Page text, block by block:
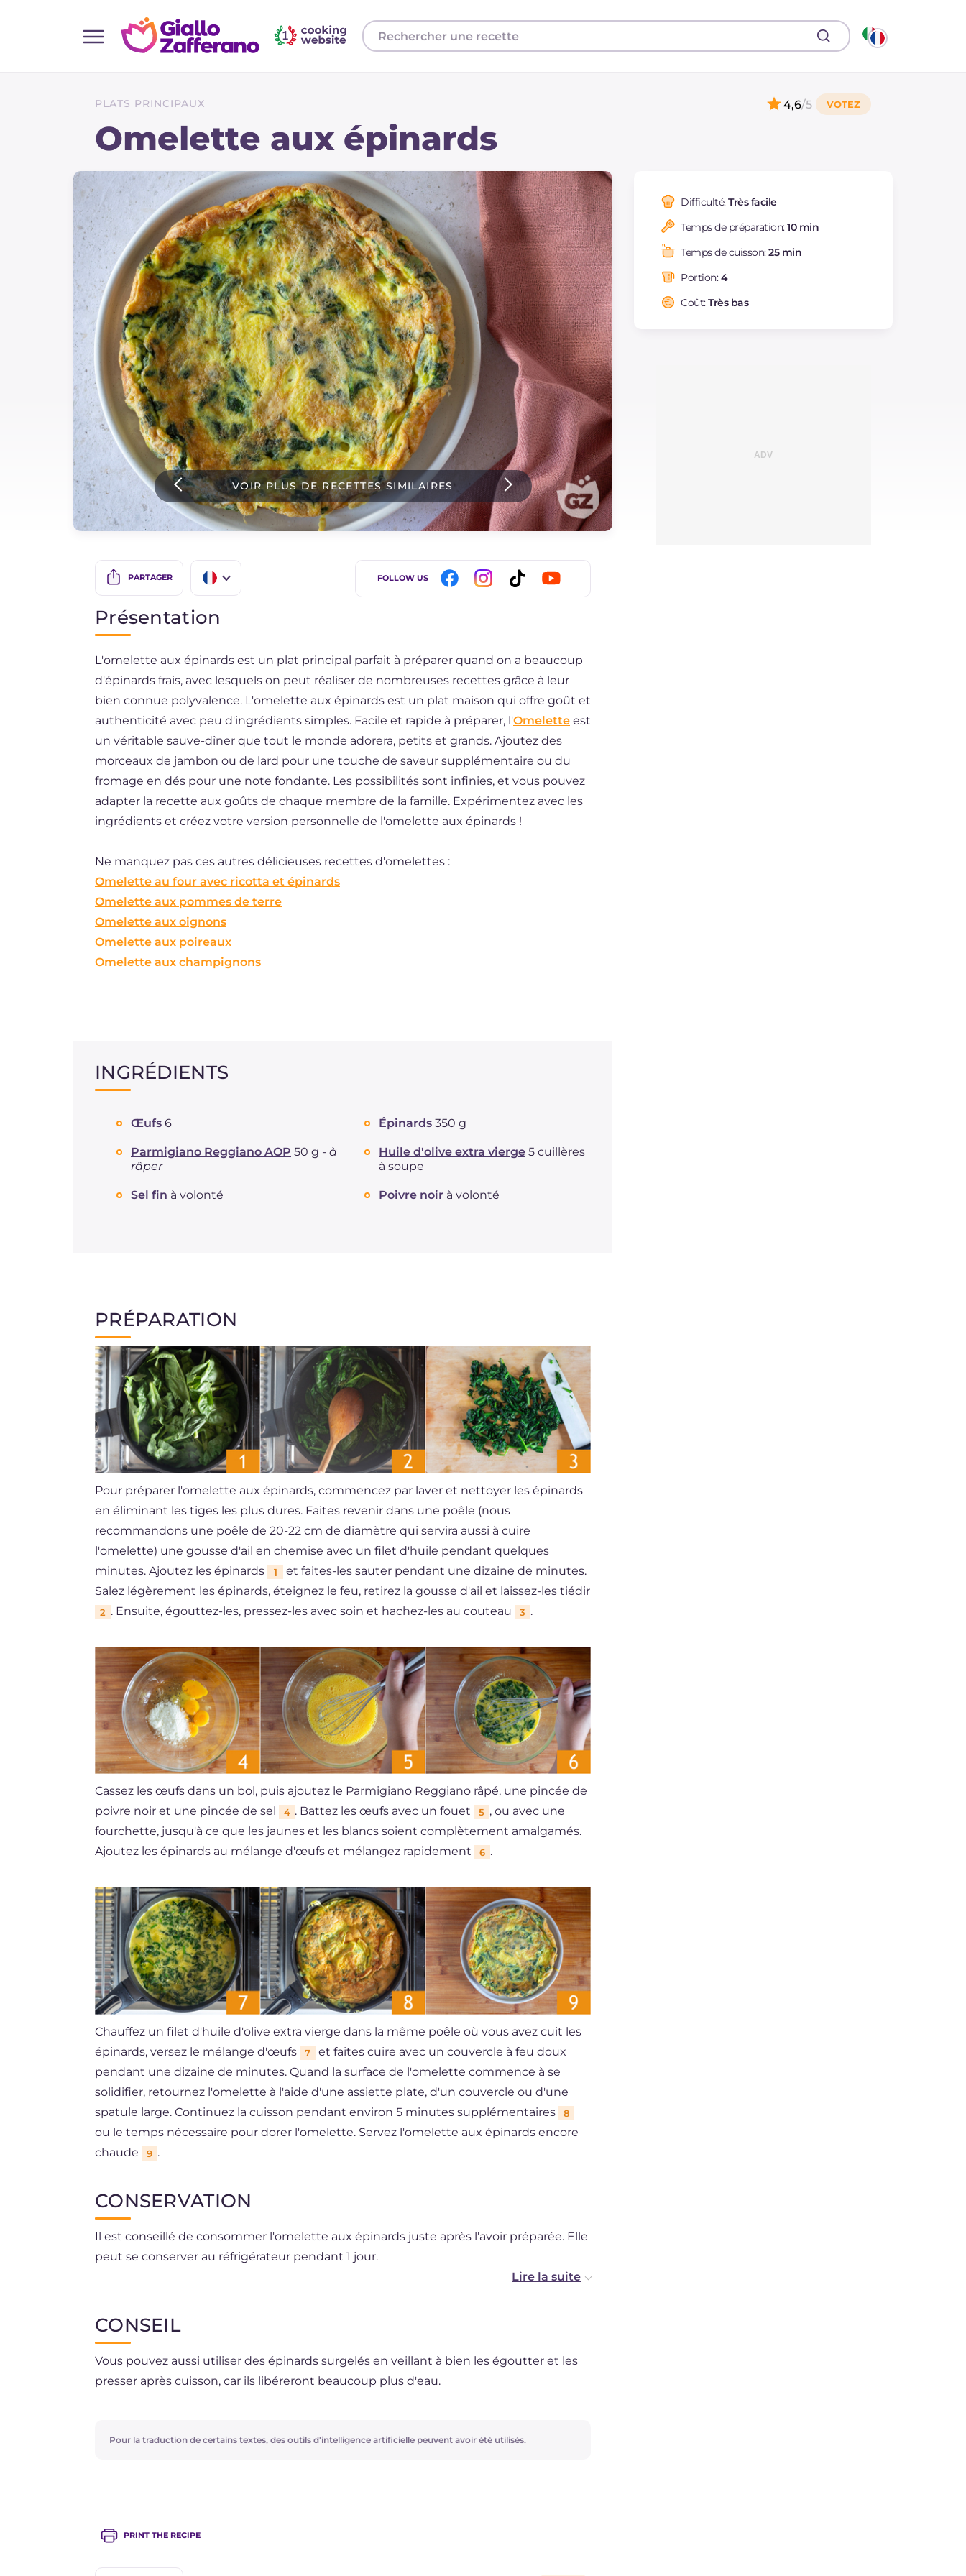
Toutes les recettes
Plats principaux
Boissons et rafraîchissements
Accompagnement
Pizzas et focaccia
Gateaux et patisserie
Dernieres recettes
IT Website
Instagram
YouTube
PLATS PRINCIPAUX
Omelette aux épinards
4,6/5
VOIR PLUS DE RECETTES SIMILAIRES
PARTAGER
BR
DE
NL
FOLLOW US
Difficulté:Très facile
Temps de préparation:10 min
Temps de cuisson:25 min
Portion:4
Coût:Très bas
Présentation
L'omelette aux épinards est un plat principal parfait à préparer quand on a beaucoup
d'épinards frais, avec lesquels on peut réaliser de nombreuses recettes grâce à leur
bien connue polyvalence. L'omelette aux épinards est un plat maison qui offre goût et
authenticité avec peu d'ingrédients simples. Facile et rapide à préparer, l'Omelette est
un véritable sauve-dîner que tout le monde adorera, petits et grands. Ajoutez des
morceaux de jambon ou de lard pour une touche de saveur supplémentaire ou du
fromage en dés pour une note fondante. Les possibilités sont infinies, et vous pouvez
adapter la recette aux goûts de chaque membre de la famille. Expérimentez avec les
ingrédients et créez votre version personnelle de l'omelette aux épinards !
Ne manquez pas ces autres délicieuses recettes d'omelettes :
Omelette au four avec ricotta et épinards
Omelette aux pommes de terre
Omelette aux oignons
Omelette aux poireaux
Omelette aux champignons
INGRÉDIENTS
Œufs 6 Épinards 350 g
Parmigiano Reggiano AOP 50 g - à
râper
Huile d'olive extra vierge 5 cuillères
à soupe
Sel fin à volonté Poivre noir à volonté
PRÉPARATION
Pour préparer l'omelette aux épinards, commencez par laver et nettoyer les épinards
en éliminant les tiges les plus dures. Faites revenir dans une poêle (nous
recommandons une poêle de 20-22 cm de diamètre qui servira aussi à cuire
l'omelette) une gousse d'ail en chemise avec un filet d'huile pendant quelques
minutes. Ajoutez les épinards
1
et faites-les sauter pendant une dizaine de minutes.
Salez légèrement les épinards, éteignez le feu, retirez la gousse d'ail et laissez-les tiédir
2 . Ensuite, égouttez-les, pressez-les avec soin et hachez-les au couteau 3 .
Cassez les œufs dans un bol, puis ajoutez le Parmigiano Reggiano râpé, une pincée de
poivre noir et une pincée de sel
4 . Battez les œufs avec un fouet 5 , ou avec une
fourchette, jusqu'à ce que les jaunes et les blancs soient complètement amalgamés.
Ajoutez les épinards au mélange d'œufs et mélangez rapidement
6 .
Chauffez un filet d'huile d'olive extra vierge dans la même poêle où vous avez cuit les
épinards, versez le mélange d'œufs
7
et faites cuire avec un couvercle à feu doux
pendant une dizaine de minutes. Quand la surface de l'omelette commence à se
solidifier, retournez l'omelette à l'aide d'une assiette plate, d'un couvercle ou d'une
spatule large. Continuez la cuisson pendant environ 5 minutes supplémentaires
8
ou le temps nécessaire pour dorer l'omelette. Servez l'omelette aux épinards encore
chaude
9 .
CONSERVATION
Il est conseillé de consommer l'omelette aux épinards juste après l'avoir préparée. Elle
peut se conserver au réfrigérateur pendant 1 jour.
CONSEIL
Vous pouvez aussi utiliser des épinards surgelés en veillant à bien les égoutter et les
presser après cuisson, car ils libéreront beaucoup plus d'eau.
Pour la traduction de certains textes, des outils d'intelligence artificielle peuvent avoir été utilisés.
PRINT THE RECIPE